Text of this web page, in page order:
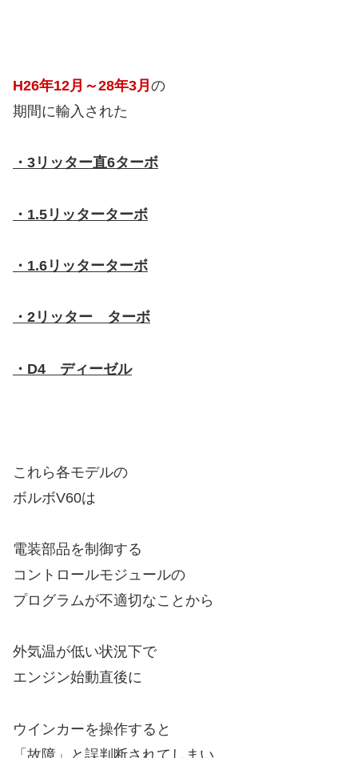
H26年12月～28年3月 の
期間に輸入された
・3リッター直6ターボ
・1.5リッターターボ
・1.6リッターターボ
・2リッター ターボ
・D4 ディーゼル
これら各モデルの
ボルボV60は
電装部品を制御する
コントロールモジュールの
プログラムが不適切なことから
外気温が低い状況下で
エンジン始動直後に
ウインカーを操作すると
「故障」と誤判断されてしまい